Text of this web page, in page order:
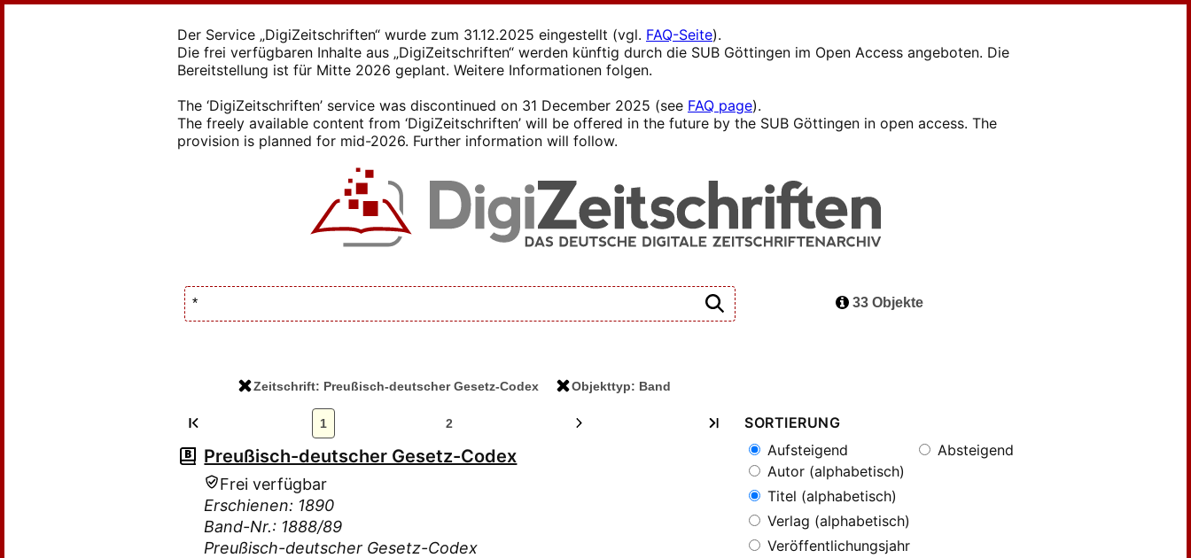
Der Service „DigiZeitschriften“ wurde zum 31.12.2025 eingestellt (vgl. FAQ-Seite).
Die frei verfügbaren Inhalte aus „DigiZeitschriften“ werden künftig durch die SUB Göttingen im Open Access angeboten. Die
Bereitstellung ist für Mitte 2026 geplant. Weitere Informationen folgen.
The ‘DigiZeitschriften’ service was discontinued on 31 December 2025 (see FAQ page).
The freely available content from ‘DigiZeitschriften’ will be offered in the future by the SUB Göttingen in open access. The
provision is planned for mid-2026. Further information will follow.
Zeitschrift: Preußisch-deutscher Gesetz-Codex Objekttyp: Band
33 Objekte
1 2
Preußisch-deutscher Gesetz-Codex
Frei verfügbar
Erschienen: 1890
Band-Nr.: 1888/89
Preußisch-deutscher Gesetz-Codex
SORTIERUNG
Aufsteigend
Absteigend
Autor (alphabetisch)
Titel (alphabetisch)
Verlag (alphabetisch)
Veröffentlichungsjahr